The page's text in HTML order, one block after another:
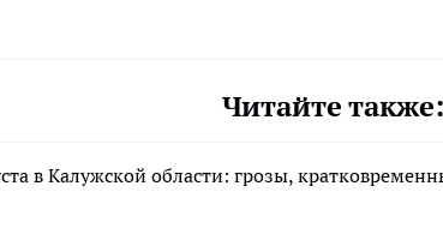
Читайте также:
в Калужской области: грозы,